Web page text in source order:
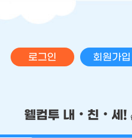
로그인 회원가입
웰컴투 내‧친‧세!